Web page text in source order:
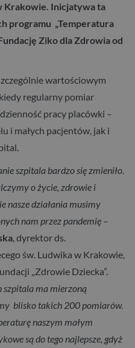
Krakowie. Inicjatywa ta
programu „Temperatura
Ziko dla Zdrowia od
wartościowym
regularny pomiar
pracy placówki –
i małych pacjentów, jak i
szpitala bardzo się zmieniło.
o życie, zdrowie i
nasze działania musimy
nam przez pandemię –
, dyrektor ds.
św. Ludwika w Krakowie,
„Zdrowie Dziecka”.
szpitala ma mierzoną
blisko takich 200 pomiarów.
naszym małym
są do tego najlepsze, gdyż